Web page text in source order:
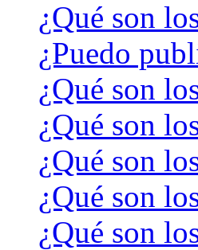
¿Qué son
¿Puedo
¿Qué son
¿Qué son
¿Qué son
¿Qué son
¿Qué son